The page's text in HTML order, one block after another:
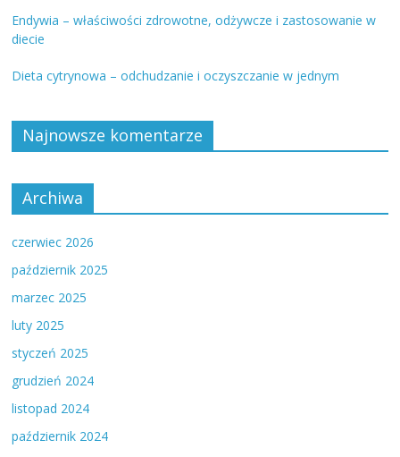
Endywia – właściwości zdrowotne, odżywcze i zastosowanie w
diecie
Dieta cytrynowa – odchudzanie i oczyszczanie w jednym
Najnowsze komentarze
Archiwa
czerwiec 2026
październik 2025
marzec 2025
luty 2025
styczeń 2025
grudzień 2024
listopad 2024
październik 2024